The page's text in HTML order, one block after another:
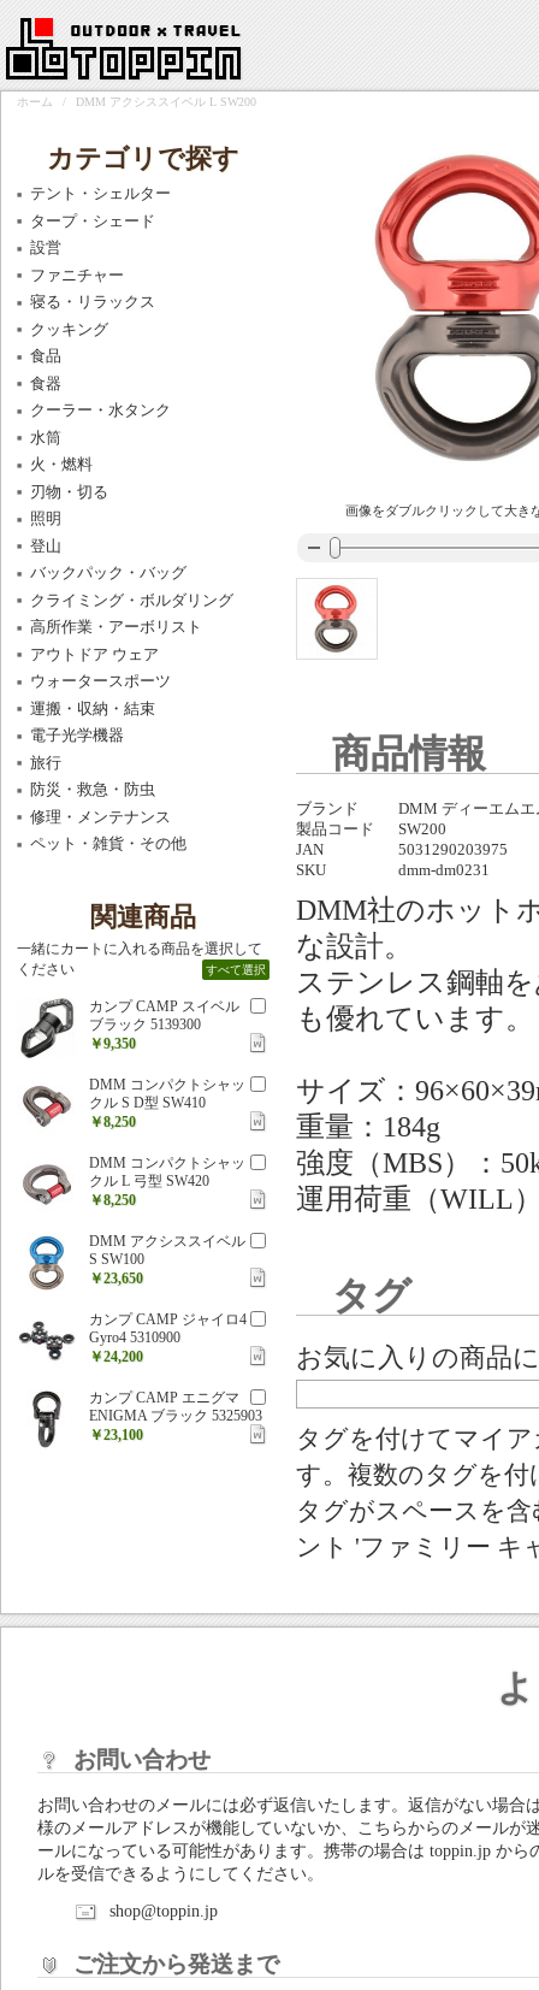
ホーム / DMM アクシススイベル L SW200
画像をダブルクリックして大き
商品情報
ブランド
DMM ディーエムエ
製品コード
SW200
JAN
5031290203975
SKU
dmm-dm0231
DMM社のホット
な設計。
ステンレス鋼軸
も優れています。
サイズ：
重量：184g
強度（MBS）：
運用荷重（WILL
タグ
お気に入りの商品
タグを付けてマイ
す。複数のタグを
タグがスペースを
ント 'ファミリー キ
カテゴリで探す
テント・シェルター
タープ・シェード
設営
ファニチャー
寝る・リラックス
クッキング
食品
食器
クーラー・水タンク
水筒
火・燃料
刃物・切る
照明
登山
バックパック・バッグ
クライミング・ボルダリング
高所作業・アーボリスト
アウトドア ウェア
ウォータースポーツ
運搬・収納・結束
電子光学機器
旅行
防災・救急・防虫
修理・メンテナンス
ペット・雑貨・その他
関連商品
一緒にカートに入れる商品を選択して
ください
すべて選択
カンプ CAMP スイベル
ブラック 5139300
￥9,350
DMM コンパクトシャッ
クル S D型 SW410
￥8,250
DMM コンパクトシャッ
クル L 弓型 SW420
￥8,250
DMM アクシススイベル
S SW100
￥23,650
カンプ CAMP ジャイロ4
Gyro4 5310900
￥24,200
カンプ CAMP エニグマ
ENIGMA ブラック 5325903
￥23,100
お問い合わせ
お問い合わせのメールには必ず返信いたします。返信がない場合
様のメールアドレスが機能していないか、こちらからのメールが
ールになっている可能性があります。携帯の場合は toppin.jp から
ルを受信できるようにしてください。
shop@toppin.jp
ご注文から発送まで